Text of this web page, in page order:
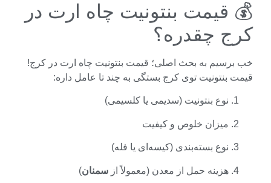
قیمت بنتونیت چاه ارت در
چقدره؟
به بحث اصلی؛ قیمت بنتونیت چاه ارت در کرج!
بنتونیت توی کرج بستگی به چند تا عامل داره:
نوع بنتونیت (سدیمی یا کلسیمی)
میزان خلوص و کیفیت
نوع بسته‌بندی (کیسه‌ای یا فله)
هزینه حمل از معدن (معمولاً ازسمنان